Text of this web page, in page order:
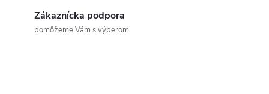
Zákaznícka podpora
pomôžeme Vám s výberom